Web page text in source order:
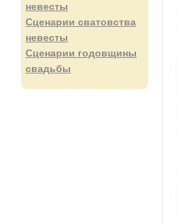
невесты
Сценарии сватовства
невесты
Сценарии годовщины
свадьбы